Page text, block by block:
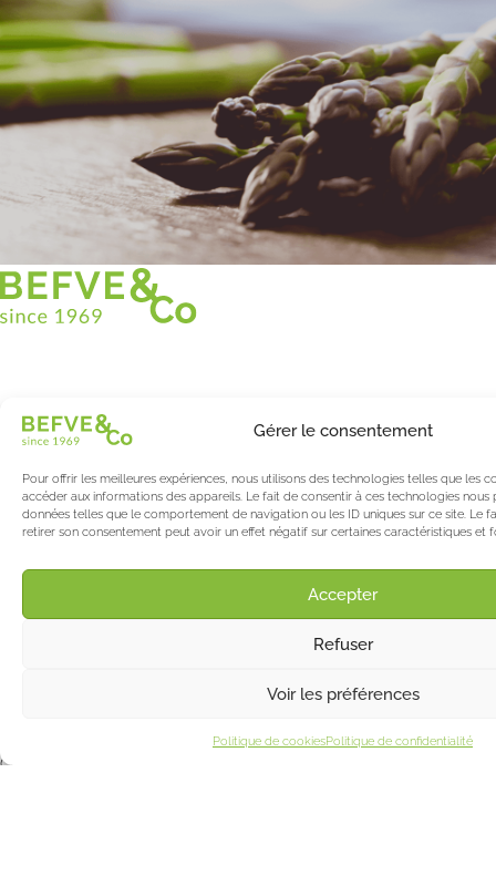
Gérer le consentement
Pour offrir les meilleures expériences, nous utilisons des technologies telles que les
accéder aux informations des appareils. Le fait de consentir à ces technologies
données telles que le comportement de navigation ou les ID uniques sur ce site. Le
retirer son consentement peut avoir un effet négatif sur certaines caractéristiques et
Accepter
Refuser
Voir les préférences
Politique de cookiesPolitique de confidentialité
Blanches • Vertes • Violettes
Accompagnement en France et à l’international
Befve & Co
À Propos
Nos partenaires
Contact